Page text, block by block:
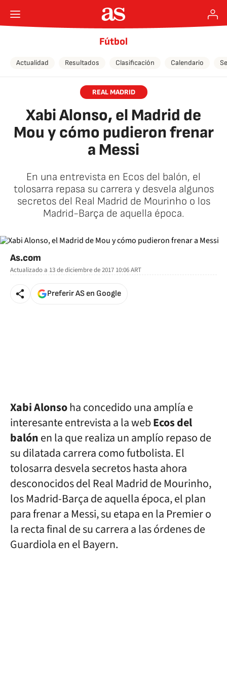
Fútbol
Actualidad Resultados Clasificación Calendario
REAL MADRID
Xabi Alonso, el Madrid de
Mou y cómo pudieron frenar
a Messi
En una entrevista en Ecos del balón, el
tolosarra repasa su carrera y desvela algunos
secretos del Real Madrid de Mourinho o los
Madrid-Barça de aquella época.
As.com
Actualizado a 13 de diciembre de 2017 10:06ART
Preferir AS en Google
Xabi Alonsoha concedido una amplía e
interesante entrevista a la webEcos del
balónen la que realiza un amplío repaso de
su dilatada carrera como futbolista. El
tolosarra desvela secretos hasta ahora
desconocidos del Real Madrid de Mourinho,
los Madrid-Barça de aquella época, el plan
para frenar a Messi, su etapa en la Premier o
la recta final de su carrera a las órdenes de
Guardiola en el Bayern.